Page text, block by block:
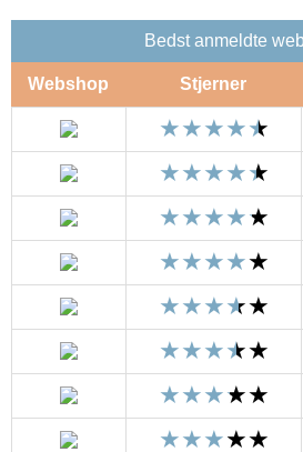
Bedst anmeldte
Webshop Stjerner